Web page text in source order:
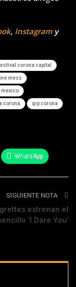
, Instagramy
corona capital
mess
mexico
corona qrp corona
WhatsApp
SIGUIENTE NOTA
estrenan el
‘I Dare You’